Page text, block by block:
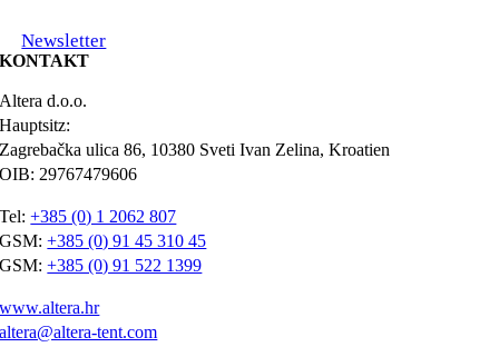
Newsletter
KONTAKT
Altera d.o.o.
Hauptsitz:
Zagrebačka ulica 86, 10380 Sveti Ivan Zelina, Kroatien
OIB: 29767479606
Tel:+385 (0) 1 2062 807
GSM:+385 (0) 91 45 310 45
GSM:+385 (0) 91 522 1399
www.altera.hr
altera@altera-tent.com